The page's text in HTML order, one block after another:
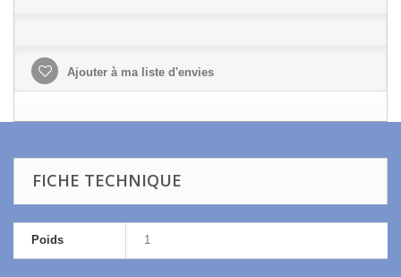
Ajouter à ma liste d'envies
FICHE TECHNIQUE
Poids 1